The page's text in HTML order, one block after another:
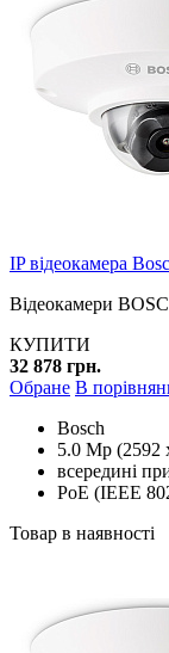
IP відеокамера
Відеокамери
КУПИТИ
32 878 грн.
Обране В
Bosch
5.0 Mp (2592
всередині
PoE (IEEE
Товар в наявності